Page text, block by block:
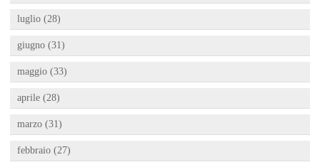
luglio (28)
giugno (31)
maggio (33)
aprile (28)
marzo (31)
febbraio (27)